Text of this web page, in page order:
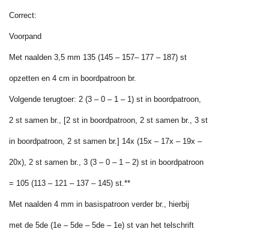
Correct:
Voorpand
Met naalden 3,5 mm 135 (145 – 157– 177 – 187) st
opzetten en 4 cm in boordpatroon br.
Volgende terugtoer: 2 (3 – 0 – 1 – 1) st in boordpatroon,
2 st samen br., [2 st in boordpatroon, 2 st samen br., 3 st
in boordpatroon, 2 st samen br.] 14x (15x – 17x – 19x –
20x), 2 st samen br., 3 (3 – 0 – 1 – 2) st in boordpatroon
= 105 (113 – 121 – 137 – 145) st.**
Met naalden 4 mm in basispatroon verder br., hierbij
met de 5de (1e – 5de – 5de – 1e) st van het telschrift